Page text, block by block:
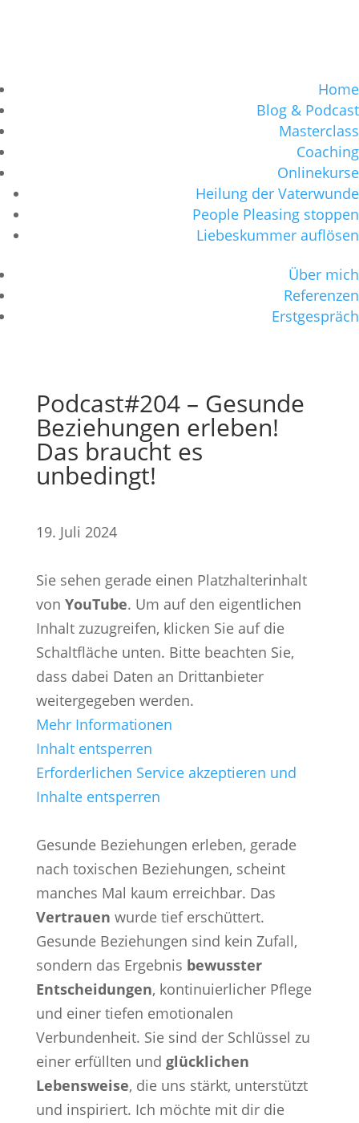
Home
Blog & Podcast
Masterclass
Coaching
Onlinekurse
Heilung der Vaterwunde
People Pleasing stoppen
Liebeskummer auflösen
Über mich
Referenzen
Erstgespräch
Podcast#204 – Gesunde
Beziehungen erleben!
Das braucht es
unbedingt!
19. Juli 2024
Sie sehen gerade einen Platzhalterinhalt
von YouTube. Um auf den eigentlichen
Inhalt zuzugreifen, klicken Sie auf die
Schaltfläche unten. Bitte beachten Sie,
dass dabei Daten an Drittanbieter
weitergegeben werden.
Mehr Informationen
Inhalt entsperren
Erforderlichen Service akzeptieren und
Inhalte entsperren
Gesunde Beziehungen erleben, gerade
nach toxischen Beziehungen, scheint
manches Mal kaum erreichbar. Das
Vertrauen wurde tief erschüttert.
Gesunde Beziehungen sind kein Zufall,
sondern das Ergebnis bewusster
Entscheidungen, kontinuierlicher Pflege
und einer tiefen emotionalen
Verbundenheit. Sie sind der Schlüssel zu
einer erfüllten und glücklichen
Lebensweise, die uns stärkt, unterstützt
und inspiriert. Ich möchte mit dir die